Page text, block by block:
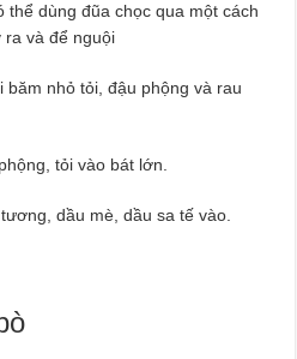
thể dùng đũa chọc qua một cách
ra và để nguội
băm nhỏ tỏi, đậu phộng và rau
tỏi vào bát lớn.
dầu mè, dầu sa tế vào.